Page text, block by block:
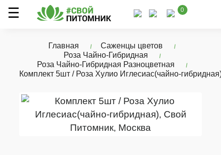
0
Главная
Саженцы цветов
Роза Чайно-Гибридная
Роза Чайно-Гибридная Разноцветная
Комплект 5шт / Роза Хулио Иглесиас(чайно-